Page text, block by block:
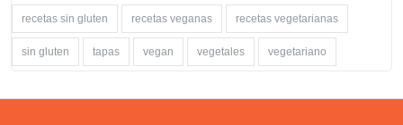
recetas sin gluten recetas veganas recetas vegetarianas
sin gluten tapas vegan vegetales vegetariano